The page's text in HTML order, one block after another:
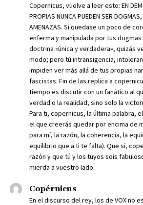
Copernicus, vuelve a leer esto: EN
PROPIAS NUNCA PUEDEN SER
AMENAZAS. Si quedase un poco de
enferma y manipulada por tus
doctrina «única y verdadera», quizás
modo; pero tú intransigencia,
impiden ver más allá de tus propias
fascistas. Fin de las replica a
tiempo es discutir con un fanático al
verdad o la realidad, sino solo la
Para ti, copernicus, la última palabra,
el que creerás quedar por encima de
para mí, la razón, la coherencia, la
equilibrio que a ti te falta). Que sí,
razón y que tú y los tuyos sois
mierda a vuestro lado.
Copérnicus
En el discurso del rey, los de VOX no